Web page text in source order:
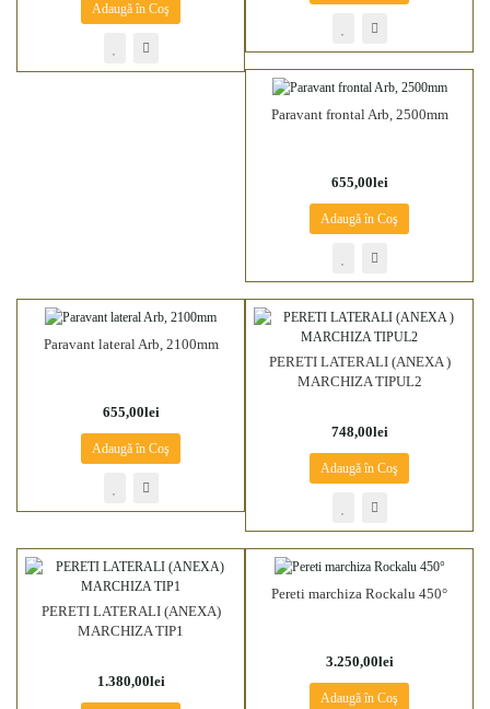
Adaugă în Coş
Paravant frontal Arb, 2500mm
655,00lei
Adaugă în Coş
Paravant lateral Arb, 2100mm
655,00lei
Adaugă în Coş
PERETI LATERALI (ANEXA )
MARCHIZA TIPUL2
748,00lei
Adaugă în Coş
PERETI LATERALI (ANEXA)
MARCHIZA TIP1
1.380,00lei
Pereti marchiza Rockalu 450°
3.250,00lei
Adaugă în Coş